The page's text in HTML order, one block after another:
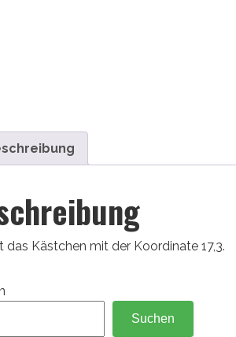
das Kästchen mit der Koordinate 17,3.
Suchen